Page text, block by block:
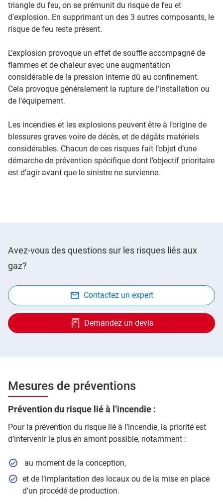
triangle du feu, on se prémunit du risque de feu et
d'explosion. En supprimant un des 3 autres composants, le
risque de feu reste présent.
L’explosion provoque un effet de souffle accompagné de
flammes et de chaleur avec une augmentation
considérable de la pression interne dû au confinement.
Cela provoque généralement la rupture de l’installation ou
de l’équipement.
Les incendies et les explosions peuvent être à l’origine de
blessures graves voire de décès, et de dégâts matériels
considérables. Chacun de ces risques fait l’objet d’une
démarche de prévention spécifique dont l’objectif prioritaire
est d’agir avant que le sinistre ne survienne.
Avez-vous des questions sur les risques liés aux
gaz?
Contactez un expert
Demandez un devis
Mesures de préventions
Prévention du risque lié à l’incendie :
Pour la prévention du risque lié à l’incendie, la priorité est
d’intervenir le plus en amont possible, notamment :
au moment de la conception,
et de l’implantation des locaux ou de la mise en place
d’un procédé de production.